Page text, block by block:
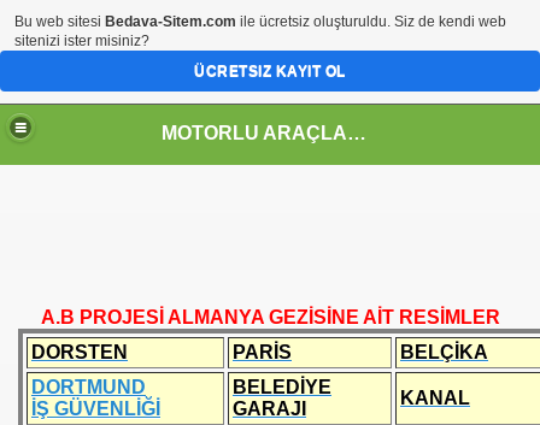
MOTORLU ARAÇLAR TEKNOLOJİSİ ALANI
A.B PROJESİ ALMANYA GEZİSİNE AİT RESİMLER
DORSTEN
PARİS
BELÇİKA
DORTMUND
İŞ GÜVENLİĞİ
BELEDİYE
GARAJI
KANAL
Bu web sitesi Bedava-Sitem.com ile ücretsiz oluşturuldu. Siz de kendi web
sitenizi ister misiniz?
ÜCRETSIZ KAYIT OL